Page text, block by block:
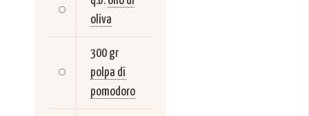
oliva
300 gr
polpa di
pomodoro